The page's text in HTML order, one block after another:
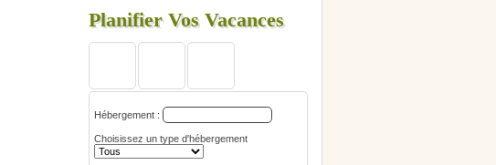
Planifier Vos Vacances
Hébergement :
Choisissez un type d'hébergement